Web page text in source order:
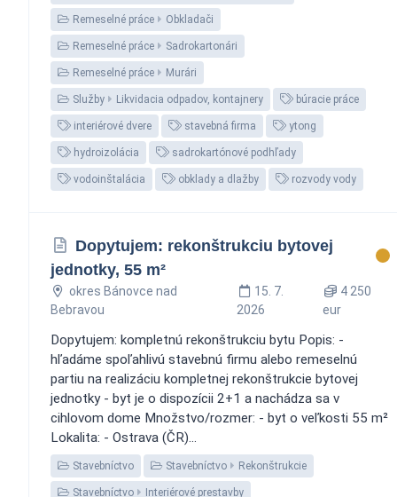
Remeselné práce Obkladači
Remeselné práce Sadrokartonári
Remeselné práce Murári
Služby Likvidacia odpadov, kontajnery búracie práce
interiérové dvere stavebná firma ytong
hydroizolácia sadrokartónové podhľady
vodoinštalácia obklady a dlažby rozvody vody
Dopytujem: rekonštrukciu bytovej
jednotky, 55 m²
okres Bánovce nad
Bebravou
15. 7.
2026
4 250
eur
Dopytujem: kompletnú rekonštrukciu bytu Popis: -
hľadáme spoľahlivú stavebnú firmu alebo remeselnú
partiu na realizáciu kompletnej rekonštrukcie bytovej
jednotky - byt je o dispozícii 2+1 a nachádza sa v
cihlovom dome Množstvo/rozmer: - byt o veľkosti 55 m²
Lokalita: - Ostrava (ČR)...
Stavebníctvo Stavebníctvo Rekonštrukcie
Stavebníctvo Interiérové prestavby